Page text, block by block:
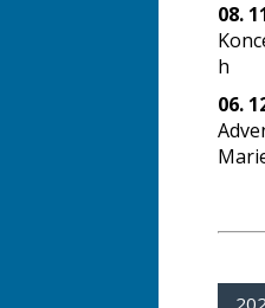
08.
h
06.